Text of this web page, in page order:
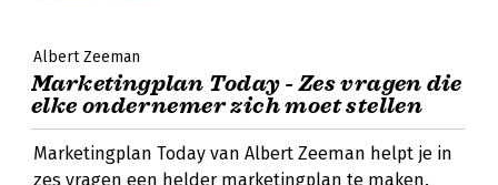
Albert Zeeman
Marketingplan Today - Zes vragen die
elke ondernemer zich moet stellen
Marketingplan Today van Albert Zeeman helpt je in
zes vragen een helder marketingplan te maken.